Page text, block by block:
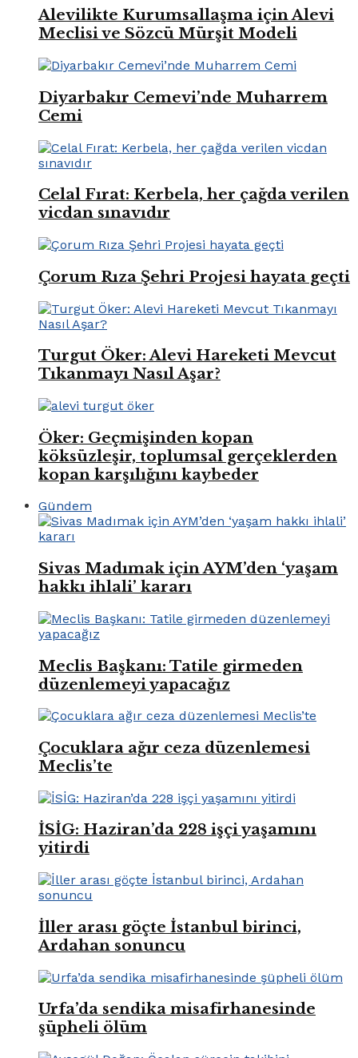
Alevilikte Kurumsallaşma için Alevi
Meclisi ve Sözcü Mürşit Modeli
Diyarbakır Cemevi’nde Muharrem
Cemi
Celal Fırat: Kerbela, her çağda verilen
vicdan sınavıdır
Çorum Rıza Şehri Projesi hayata geçti
Turgut Öker: Alevi Hareketi Mevcut
Tıkanmayı Nasıl Aşar?
Öker: Geçmişinden kopan
köksüzleşir, toplumsal gerçeklerden
kopan karşılığını kaybeder
Gündem
Sivas Madımak için AYM’den ‘yaşam
hakkı ihlali’ kararı
Meclis Başkanı: Tatile girmeden
düzenlemeyi yapacağız
Çocuklara ağır ceza düzenlemesi
Meclis’te
İSİG: Haziran’da 228 işçi yaşamını
yitirdi
İller arası göçte İstanbul birinci,
Ardahan sonuncu
Urfa’da sendika misafirhanesinde
şüpheli ölüm